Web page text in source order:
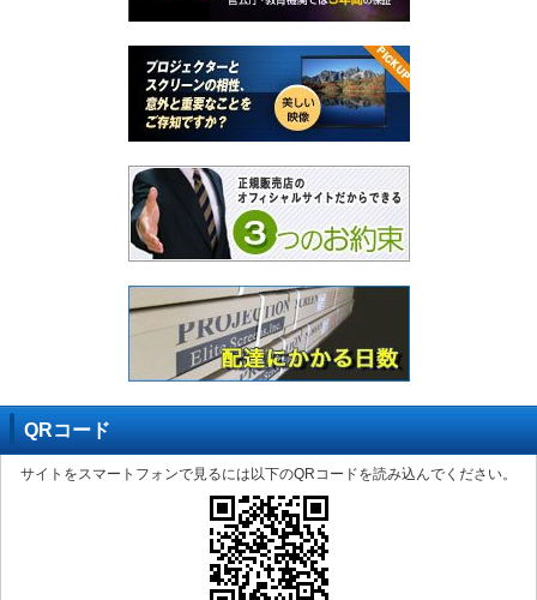
QRコード
サイトをスマートフォンで見るには以下のQRコードを読み込んでください。